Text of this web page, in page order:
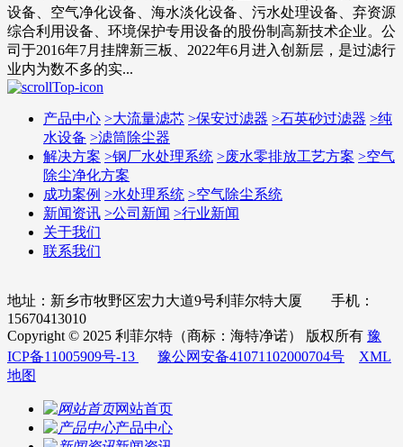
设备、空气净化设备、海水淡化设备、污水处理设备、弃资源
综合利用设备、环境保护专用设备的股份制高新技术企业。公
司于2016年7月挂牌新三板、2022年6月进入创新层，是过滤行
业内为数不多的实...
产品中心 >大流量滤芯 >保安过滤器 >石英砂过滤器 >纯
水设备 >滤筒除尘器
解决方案 >钢厂水处理系统 >废水零排放工艺方案 >空气
除尘净化方案
成功案例 >水处理系统 >空气除尘系统
新闻资讯 >公司新闻 >行业新闻
关于我们
联系我们
地址：新乡市牧野区宏力大道9号利菲尔特大厦 手机：
15670413010
Copyright © 2025 利菲尔特（商标：海特净诺） 版权所有 豫
ICP备11005909号-13
豫公网安备41071102000704号
XML
地图
网站首页
产品中心